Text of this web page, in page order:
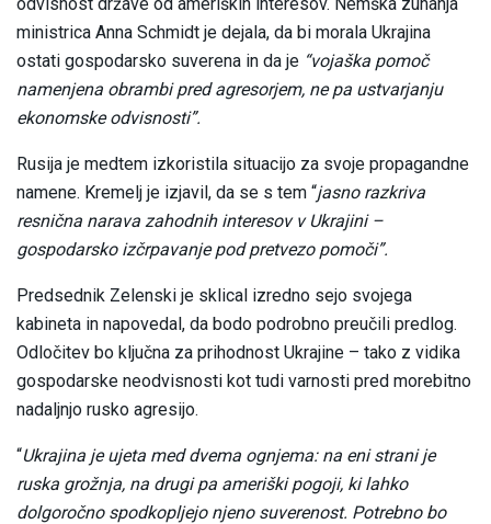
ministrica Anna Schmidt je dejala, da bi morala Ukrajina
ostati gospodarsko suverena in da je “vojaška pomoč
namenjena obrambi pred agresorjem, ne pa ustvarjanju
ekonomske odvisnosti”.
Rusija je medtem izkoristila situacijo za svoje propagandne
namene. Kremelj je izjavil, da se s tem “jasno razkriva
resnična narava zahodnih interesov v Ukrajini –
gospodarsko izčrpavanje pod pretvezo pomoči”.
Predsednik Zelenski je sklical izredno sejo svojega
kabineta in napovedal, da bodo podrobno preučili predlog.
Odločitev bo ključna za prihodnost Ukrajine – tako z vidika
gospodarske neodvisnosti kot tudi varnosti pred morebitno
nadaljnjo rusko agresijo.
“Ukrajina je ujeta med dvema ognjema: na eni strani je
ruska grožnja, na drugi pa ameriški pogoji, ki lahko
dolgoročno spodkopljejo njeno suverenost. Potrebno bo